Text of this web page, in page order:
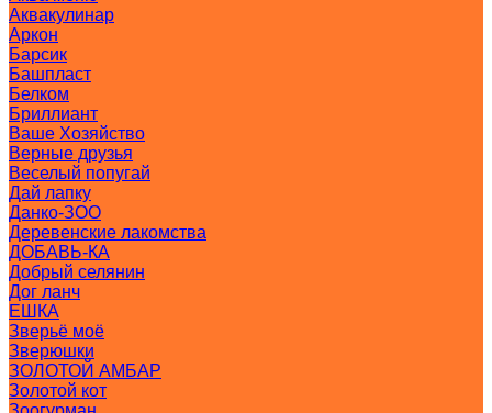
Аквакулинар
Аркон
Барсик
Башпласт
Белком
Бриллиант
Ваше Хозяйство
Верные друзья
Веселый попугай
Дай лапку
Данко-ЗОО
Деревенские лакомства
ДОБАВЬ-КА
Добрый селянин
Дог ланч
ЕШКА
Зверьё моё
Зверюшки
ЗОЛОТОЙ АМБАР
Золотой кот